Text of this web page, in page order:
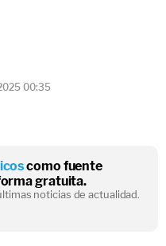
00:35
como fuente
gratuita.
noticias de actualidad.